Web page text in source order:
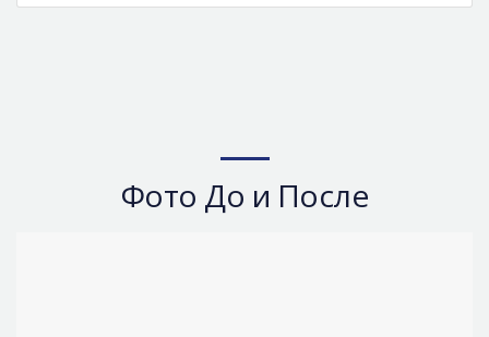
Фото До и После